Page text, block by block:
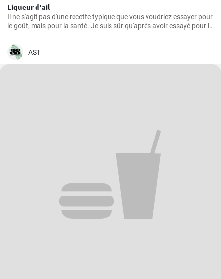
Liqueur d'ail
Il ne s'agit pas d'une recette typique que vous voudriez essayer pour
le goût, mais pour la santé. Je suis sûr qu'après avoir essayé pour la
première fois cette teinture magique, puissante et saine à la fois,
vous voudrez toujours en faire des réserves à la maison.
AST